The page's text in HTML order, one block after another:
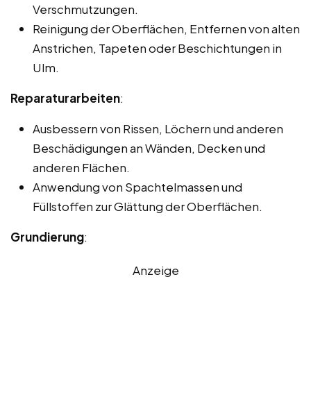
Verschmutzungen.
Reinigung der Oberflächen, Entfernen von alten
Anstrichen, Tapeten oder Beschichtungen in
Ulm.
Reparaturarbeiten:
Ausbessern von Rissen, Löchern und anderen
Beschädigungen an Wänden, Decken und
anderen Flächen.
Anwendung von Spachtelmassen und
Füllstoffen zur Glättung der Oberflächen.
Grundierung:
Anzeige